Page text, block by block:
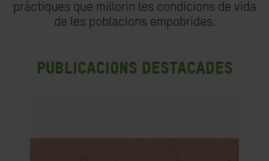
pràctiques que millorin les condicions de vida
de les poblacions empobrides.
Publicacions destacades